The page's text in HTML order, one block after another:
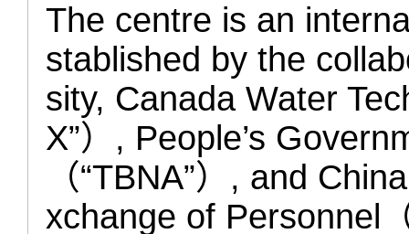
The centre is an
stablished by the
sity, Canada Water
X”）, People’s
（“TBNA”）, and
xchange of Personnel